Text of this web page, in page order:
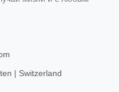
| Switzerland